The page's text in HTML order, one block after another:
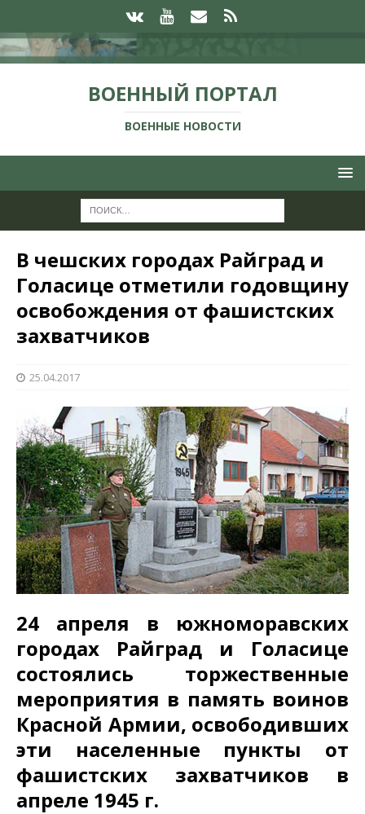
ВОЕННЫЙ ПОРТАЛ
ВОЕННЫЕ НОВОСТИ
В чешских городах Райград и
Голасице отметили годовщину
освобождения от фашистских
захватчиков
25.04.2017
24 апреля в южноморавских
городах Райград и Голасице
состоялись торжественные
мероприятия в память воинов
Красной Армии, освободивших
эти населенные пункты от
фашистских захватчиков в
апреле 1945 г.